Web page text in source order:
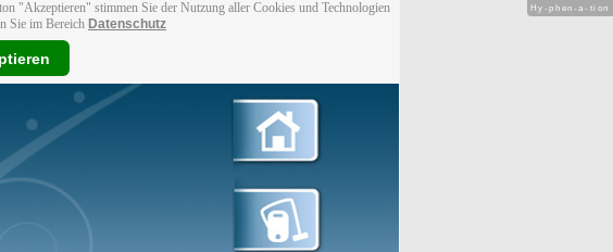
"Akzeptieren" stimmen Sie der Nutzung aller Cookies und Technologien
Sie im Bereich Datenschutz
Hy-phen-a-tion